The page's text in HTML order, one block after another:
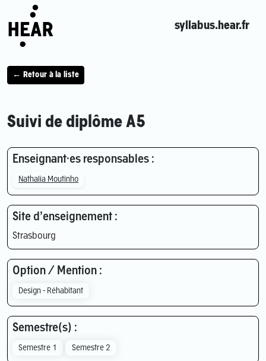
syllabus.hear.fr
← Retour à la liste
Suivi de diplôme A5
Enseignant·es responsables :
Nathalia Moutinho
Site d’enseignement :
Strasbourg
Option / Mention :
Design - Réhabitant
Semestre(s) :
Semestre 1 Semestre 2